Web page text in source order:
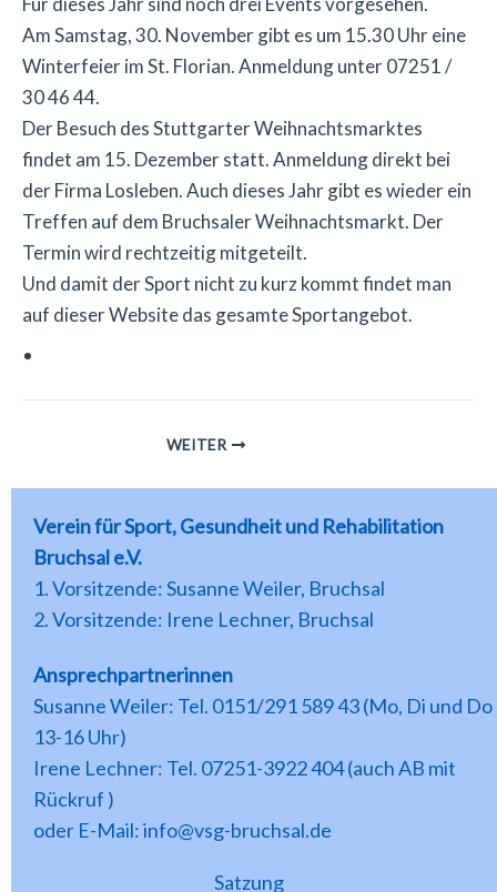
Am Samstag, 30. November gibt es um 15.30 Uhr eine
Winterfeier im St. Florian. Anmeldung unter 07251 /
30 46 44.
Der Besuch des Stuttgarter Weihnachtsmarktes
findet am 15. Dezember statt. Anmeldung direkt bei
der Firma Losleben. Auch dieses Jahr gibt es wieder ein
Treffen auf dem Bruchsaler Weihnachtsmarkt. Der
Termin wird rechtzeitig mitgeteilt.
Und damit der Sport nicht zu kurz kommt findet man
auf dieser Website das gesamte Sportangebot.
WEITER
Verein für Sport, Gesundheit und Rehabilitation
Bruchsal e.V.
1. Vorsitzende: Susanne Weiler, Bruchsal
2. Vorsitzende: Irene Lechner, Bruchsal
Ansprechpartnerinnen
Susanne Weiler: Tel. 0151/291 589 43 (Mo, Di und Do
13-16 Uhr)
Irene Lechner: Tel. 07251-3922 404 (auch AB mit
Rückruf )
oder E-Mail: info@vsg-bruchsal.de
Satzung